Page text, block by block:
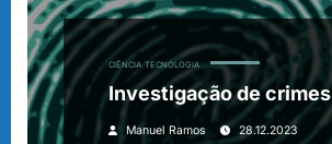
CIÊNCIA TECNOLOGIA
Investigação de crimes
Manuel Ramos 28.12.2023